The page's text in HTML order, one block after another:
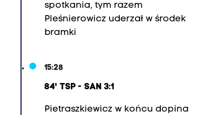
spotkania, tym razem
Pleśnierowicz uderzał w środek
bramki
15:28
84' TSP - SAN 3:1
Pietraszkiewicz w końcu dopina